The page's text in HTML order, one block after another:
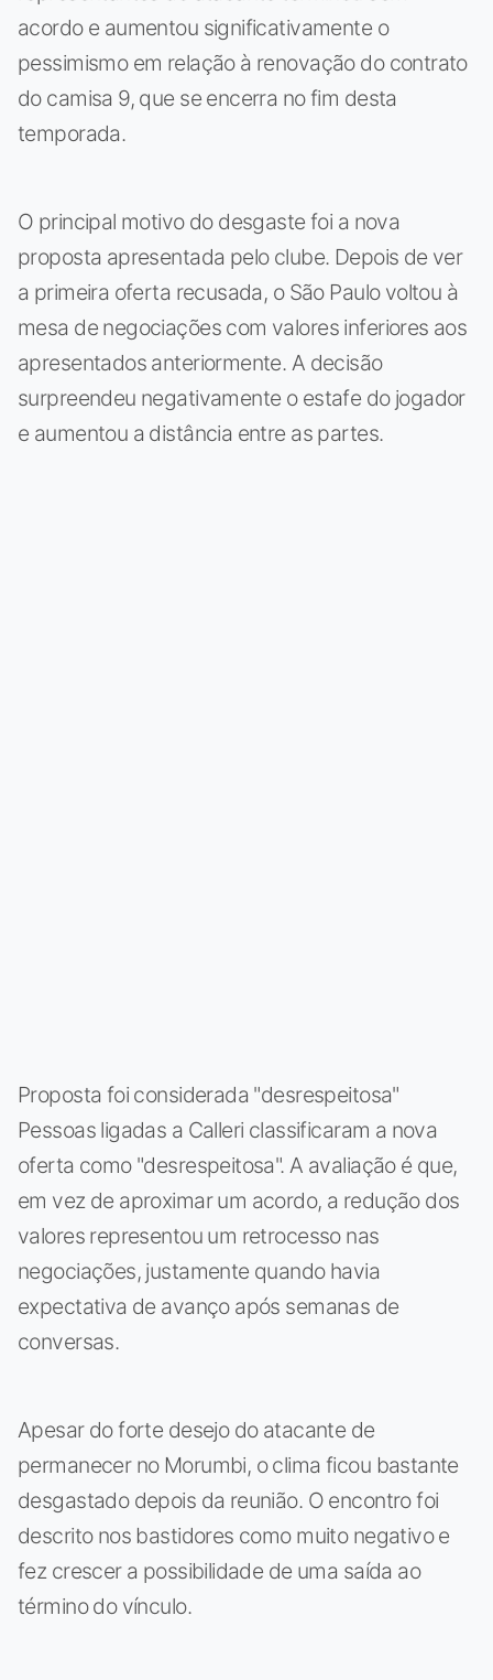
acordo e aumentou significativamente o
pessimismo em relação à renovação do contrato
do camisa 9, que se encerra no fim desta
temporada.
O principal motivo do desgaste foi a nova
proposta apresentada pelo clube. Depois de ver
a primeira oferta recusada, o São Paulo voltou à
mesa de negociações com valores inferiores aos
apresentados anteriormente. A decisão
surpreendeu negativamente o estafe do jogador
e aumentou a distância entre as partes.
Proposta foi considerada "desrespeitosa"
Pessoas ligadas a Calleri classificaram a nova
oferta como "desrespeitosa". A avaliação é que,
em vez de aproximar um acordo, a redução dos
valores representou um retrocesso nas
negociações, justamente quando havia
expectativa de avanço após semanas de
conversas.
Apesar do forte desejo do atacante de
permanecer no Morumbi, o clima ficou bastante
desgastado depois da reunião. O encontro foi
descrito nos bastidores como muito negativo e
fez crescer a possibilidade de uma saída ao
término do vínculo.